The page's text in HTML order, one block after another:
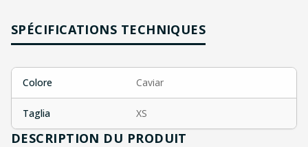
SPÉCIFICATIONS TECHNIQUES
Colore Caviar
Taglia XS
DESCRIPTION DU PRODUIT